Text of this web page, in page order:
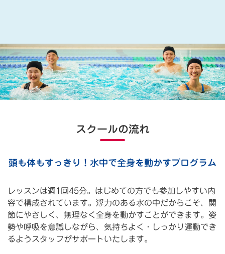
スクールの流れ
頭も体もすっきり！水中で全身を動かすプログラム
レッスンは週1回45分。はじめての方でも参加しやすい内
容で構成されています。浮力のある水の中だからこそ、関
節にやさしく、無理なく全身を動かすことができます。姿
勢や呼吸を意識しながら、気持ちよく・しっかり運動でき
るようスタッフがサポートいたします。